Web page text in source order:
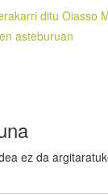
ditu Oiasso
asteburuan
ez da